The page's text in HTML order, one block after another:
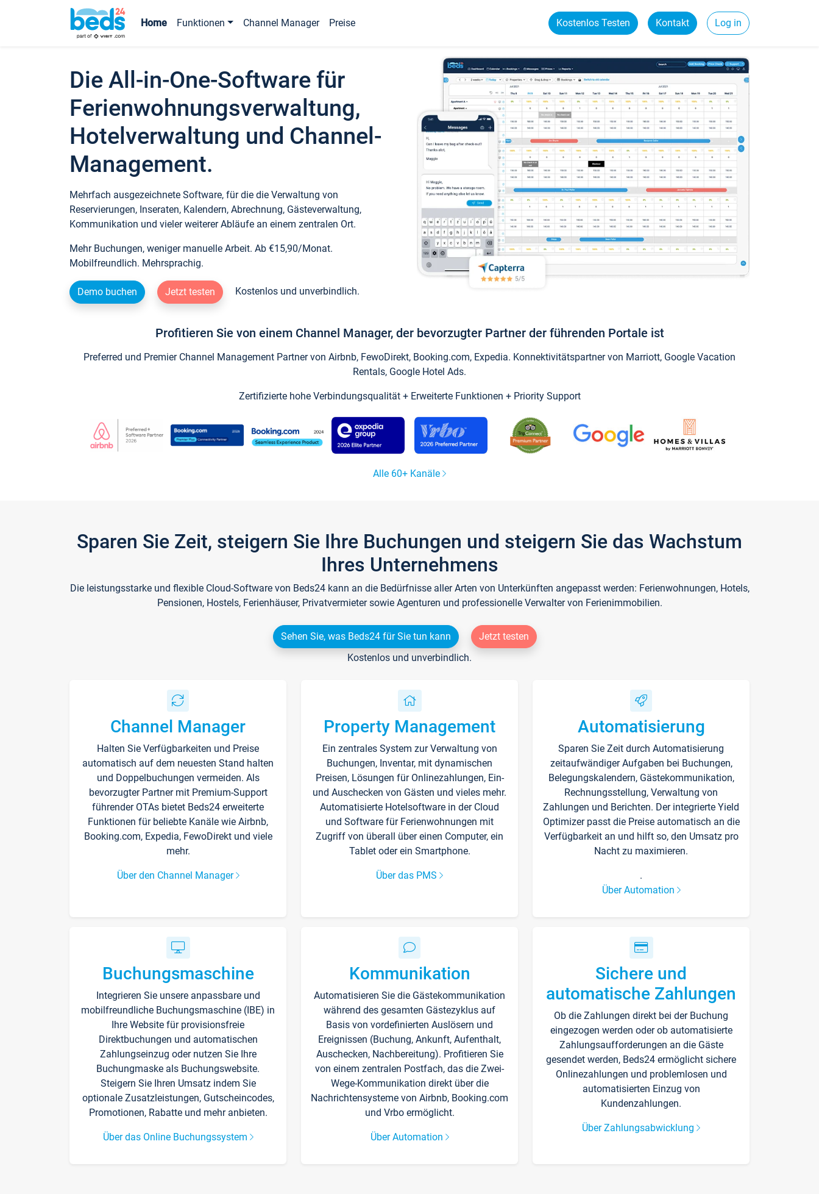
Home Funktionen Channel Manager Preise Kostenlos Testen Kontakt Log in
Die All-in-One-Software für
Ferienwohnungsverwaltung,
Hotelverwaltung und Channel-
Management.
Mehrfach ausgezeichnete Software, für die die Verwaltung von
Reservierungen, Inseraten, Kalendern, Abrechnung, Gästeverwaltung,
Kommunikation und vieler weiterer Abläufe an einem zentralen Ort.
Mehr Buchungen, weniger manuelle Arbeit. Ab €15,90/Monat.
Mobilfreundlich. Mehrsprachig.
Demo buchen Jetzt testen Kostenlos und unverbindlich.
Profitieren Sie von einem Channel Manager, der bevorzugter Partner der führenden Portale ist
Preferred und Premier Channel Management Partner von Airbnb, FewoDirekt, Booking.com, Expedia. Konnektivitätspartner von Marriott, Google Vacation
Rentals, Google Hotel Ads.
Zertifizierte hohe Verbindungsqualität + Erweiterte Funktionen + Priority Support
Alle 60+ Kanäle
Sparen Sie Zeit, steigern Sie Ihre Buchungen und steigern Sie das Wachstum
Ihres Unternehmens
Die leistungsstarke und flexible Cloud-Software von Beds24 kann an die Bedürfnisse aller Arten von Unterkünften angepasst werden: Ferienwohnungen, Hotels,
Pensionen, Hostels, Ferienhäuser, Privatvermieter sowie Agenturen und professionelle Verwalter von Ferienimmobilien.
Sehen Sie, was Beds24 für Sie tun kann
Jetzt testen
Kostenlos und unverbindlich.
Channel Manager
Halten Sie Verfügbarkeiten und Preise
automatisch auf dem neuesten Stand halten
und Doppelbuchungen vermeiden. Als
bevorzugter Partner mit Premium-Support
führender OTAs bietet Beds24 erweiterte
Funktionen für beliebte Kanäle wie Airbnb,
Booking.com, Expedia, FewoDirekt und viele
mehr.
Über den Channel Manager
Property Management
Ein zentrales System zur Verwaltung von
Buchungen, Inventar, mit dynamischen
Preisen, Lösungen für Onlinezahlungen, Ein-
und Auschecken von Gästen und vieles mehr.
Automatisierte Hotelsoftware in der Cloud
und Software für Ferienwohnungen mit
Zugriff von überall über einen Computer, ein
Tablet oder ein Smartphone.
Über das PMS
Automatisierung
Sparen Sie Zeit durch Automatisierung
zeitaufwändiger Aufgaben bei Buchungen,
Belegungskalendern, Gästekommunikation,
Rechnungsstellung, Verwaltung von
Zahlungen und Berichten. Der integrierte Yield
Optimizer passt die Preise automatisch an die
Verfügbarkeit an und hilft so, den Umsatz pro
Nacht zu maximieren.
.
Über Automation
Buchungsmaschine
Integrieren Sie unsere anpassbare und
mobilfreundliche Buchungsmaschine (IBE) in
Ihre Website für provisionsfreie
Direktbuchungen und automatischen
Zahlungseinzug oder nutzen Sie Ihre
Buchungmaske als Buchungswebsite.
Steigern Sie Ihren Umsatz indem Sie
optionale Zusatzleistungen, Gutscheincodes,
Promotionen, Rabatte und mehr anbieten.
Über das Online Buchungssystem
Kommunikation
Automatisieren Sie die Gästekommunikation
während des gesamten Gästezyklus auf
Basis von vordefinierten Auslösern und
Ereignissen (Buchung, Ankunft, Aufenthalt,
Auschecken, Nachbereitung). Profitieren Sie
von einem zentralen Postfach, das die Zwei-
Wege-Kommunikation direkt über die
Nachrichtensysteme von Airbnb, Booking.com
und Vrbo ermöglicht.
Über Automation
Sichere und
automatische Zahlungen
Ob die Zahlungen direkt bei der Buchung
eingezogen werden oder ob automatisierte
Zahlungsaufforderungen an die Gäste
gesendet werden, Beds24 ermöglicht sichere
Onlinezahlungen und problemlosen und
automatisierten Einzug von
Kundenzahlungen.
Über Zahlungsabwicklung